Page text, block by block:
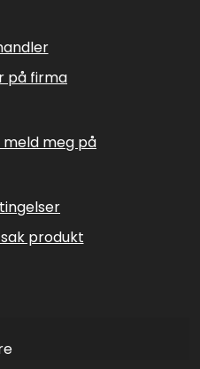
på firma
meg på
produkt